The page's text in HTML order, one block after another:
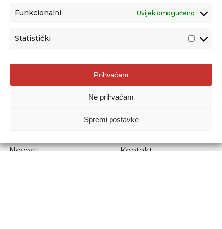
Funkcionalni Uvijek omogućeno
Statistički
Prihvaćam
Ne prihvaćam
Spremi postavke
Agencija za odgoj i obrazovanje
Donje Svetice 38, 10000 Zagreb
1778129
Prenošenje sadržaja dopušteno je uz navođenje izvora.
Novosti
Kontakt